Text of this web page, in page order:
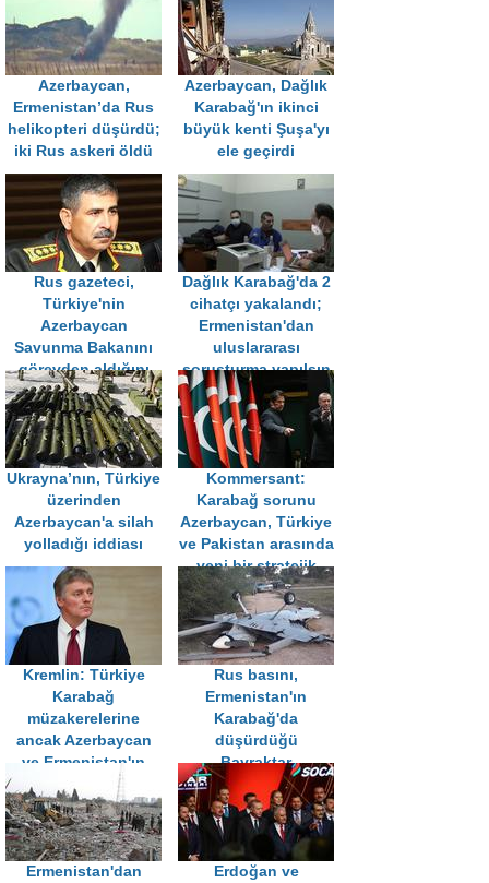
Azerbaycan,
Ermenistan’da Rus
helikopteri düşürdü;
iki Rus askeri öldü
Azerbaycan, Dağlık
Karabağ'ın ikinci
büyük kenti Şuşa'yı
ele geçirdi
Rus gazeteci,
Türkiye'nin
Azerbaycan
Savunma Bakanını
görevden aldığını
duyurdu
Dağlık Karabağ'da 2
cihatçı yakalandı;
Ermenistan'dan
uluslararası
soruşturma yapılsın
çağrısı geldi
Ukrayna’nın, Türkiye
üzerinden
Azerbaycan'a silah
yolladığı iddiası
Kommersant:
Karabağ sorunu
Azerbaycan, Türkiye
ve Pakistan arasında
yeni bir stratejik
ortaklık
oluşturulmasına
zemin hazırlıyor
Kremlin: Türkiye
Karabağ
müzakerelerine
ancak Azerbaycan
ve Ermenistan'ın
rızası ile katılabilir
Rus basını,
Ermenistan'ın
Karabağ'da
düşürdüğü
Bayraktar
SİHA'larının
görüntülerini
yayınladı
Ermenistan'dan
Erdoğan ve